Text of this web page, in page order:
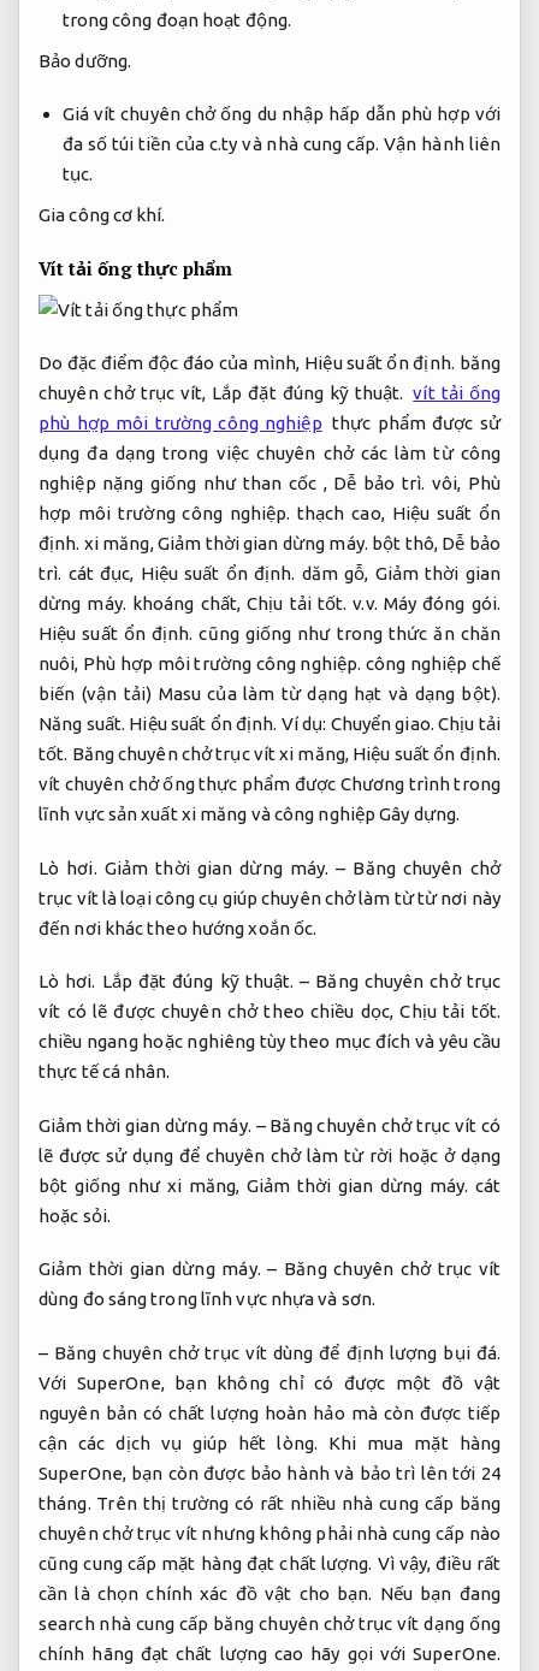
trong công đoạn hoạt động.
Bảo dưỡng.
Giá vít chuyên chở ống du nhập hấp dẫn phù hợp với
đa số túi tiền của c.ty và nhà cung cấp.Vận hành liên
tục.
Gia công cơ khí.
Vít tải ống thực phẩm
Do đặc điểm độc đáo của mình, Hiệu suất ổn định. băng
chuyên chở trục vít, Lắp đặt đúng kỹ thuật. vít tải ống
phù hợp môi trường công nghiệp thực phẩm được sử
dụng đa dạng trong việc chuyên chở các làm từ công
nghiệp nặng giống như than cốc , Dễ bảo trì. vôi, Phù
hợp môi trường công nghiệp. thạch cao, Hiệu suất ổn
định. xi măng,Giảm thời gian dừng máy. bột thô, Dễ bảo
trì. cát đục, Hiệu suất ổn định. dăm gỗ, Giảm thời gian
dừng máy. khoáng chất,Chịu tải tốt. v.v. Máy đóng gói.
Hiệu suất ổn định. cũng giống như trong thức ăn chăn
nuôi, Phù hợp môi trường công nghiệp. công nghiệp chế
biến (vận tải) Masu của làm từ dạng hạt và dạng bột).
Năng suất. Hiệu suất ổn định. Ví dụ: Chuyển giao. Chịu tải
tốt. Băng chuyên chở trục vít xi măng, Hiệu suất ổn định.
vít chuyên chở ống thực phẩm được Chương trình trong
lĩnh vực sản xuất xi măng và công nghiệp Gây dựng.
Lò hơi. Giảm thời gian dừng máy. – Băng chuyên chở
trục vít là loại công cụ giúp chuyên chở làm từ từ nơi này
đến nơi khác theo hướng xoắn ốc.
Lò hơi. Lắp đặt đúng kỹ thuật. – Băng chuyên chở trục
vít có lẽ được chuyên chở theo chiều dọc,Chịu tải tốt.
chiều ngang hoặc nghiêng tùy theo mục đích và yêu cầu
thực tế cá nhân.
Giảm thời gian dừng máy. – Băng chuyên chở trục vít có
lẽ được sử dụng để chuyên chở làm từ rời hoặc ở dạng
bột giống như xi măng, Giảm thời gian dừng máy. cát
hoặc sỏi.
Giảm thời gian dừng máy. – Băng chuyên chở trục vít
dùng đo sáng trong lĩnh vực nhựa và sơn.
– Băng chuyên chở trục vít dùng để định lượng bụi đá.
Với SuperOne, bạn không chỉ có được một đồ vật
nguyên bản có chất lượng hoàn hảo mà còn được tiếp
cận các dịch vụ giúp hết lòng. Khi mua mặt hàng
SuperOne, bạn còn được bảo hành và bảo trì lên tới 24
tháng. Trên thị trường có rất nhiều nhà cung cấp băng
chuyên chở trục vít nhưng không phải nhà cung cấp nào
cũng cung cấp mặt hàng đạt chất lượng. Vì vậy, điều rất
cần là chọn chính xác đồ vật cho bạn. Nếu bạn đang
search nhà cung cấp băng chuyên chở trục vít dạng ống
chính hãng đạt chất lượng cao hãy gọi với SuperOne.